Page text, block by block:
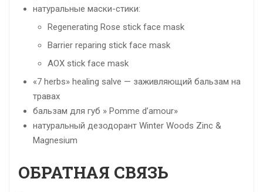
натуральные маски-стики:
Regenerating Rose stick face mask
Barrier reparing stick face mask
AOX stick face mask
«7 herbs» healing salve — заживляющий бальзам на
травах
бальзам для губ » Pomme d’amour»
натуральный дезодорант Winter Woods Zinc &
Magnesium
ОБРАТНАЯ СВЯЗЬ